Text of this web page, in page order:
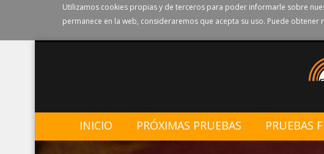
Utilizamos cookies propias y de terceros para poder informarle sobre
permanece en la web, consideraremos que acepta su uso. Puede
INICIO PRÓXIMAS PRUEBAS PRUEBAS